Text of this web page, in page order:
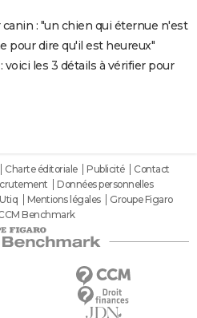
: "un chien qui éternue n'est
pour dire qu'il est heureux"
les 3 détails à vérifier pour
Charte éditoriale Publicité
Contact
Données personnelles
Mentions légales
Groupe Figaro
Benchmark